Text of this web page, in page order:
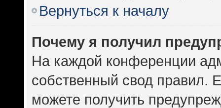
Вернуться к началу
Почему я получил
На каждой конференции
собственный свод правил.
можете получить